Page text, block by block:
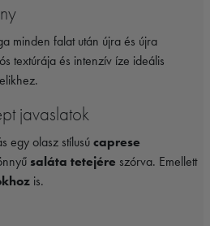
minden falat után újra és újra
textúrája és intenzív íze ideális
javaslatok
egy olasz stílusú caprese
saláta tetejére szórva. Emellett
is.